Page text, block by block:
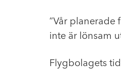
”Vår planerade
inte är lönsam
Flygbolagets